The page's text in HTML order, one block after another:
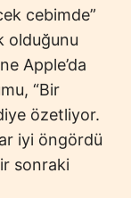
cebimde”
olduğunu
Apple’da
“Bir
özetliyor.
iyi öngördü
sonraki